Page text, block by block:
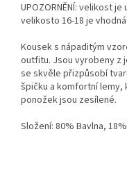
UPOZORNĚNÍ: velikost
velikosto 16-18 je
Kousek s nápaditým
outfitu. Jsou vyrobeny z
se skvěle přizpůsobí
špičku a komfortní lemy,
ponožek jsou zesílené.
Složení: 80% Bavlna,